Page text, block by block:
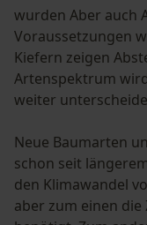
wurden Aber auch
Voraussetzungen
Kiefern zeigen
Artenspektrum
weiter
Neue Baumarten
schon seit
den Klimawandel
aber zum einen